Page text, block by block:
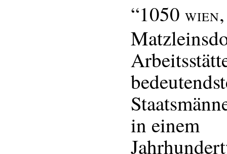
“1050 WIEN
in einem